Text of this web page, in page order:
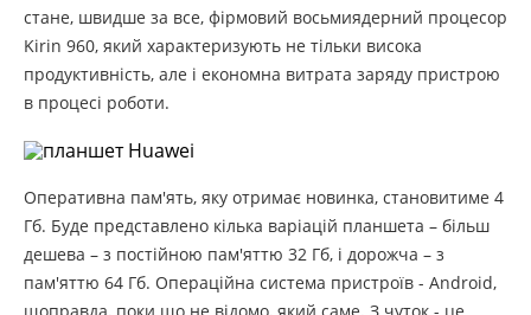
стане, швидше за все, фірмовий восьмиядерний процесор
Kirin 960, який характеризують не тільки висока
продуктивність, але і економна витрата заряду пристрою
в процесі роботи.
Оперативна пам'ять, яку отримає новинка, становитиме 4
Гб. Буде представлено кілька варіацій планшета – більш
дешева – з постійною пам'яттю 32 Гб, і дорожча – з
пам'яттю 64 Гб. Операційна система пристроїв - Android,